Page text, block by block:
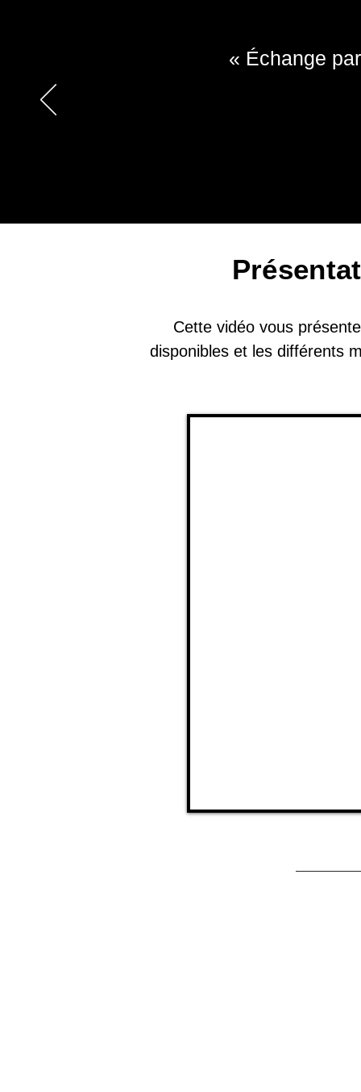
« Échange
Cette vidéo vous
disponibles et les différents